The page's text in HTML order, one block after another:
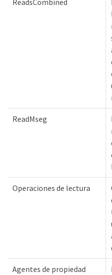
ReadsCombined
ReadMseg
Operaciones de lectura
Agentes de propiedad